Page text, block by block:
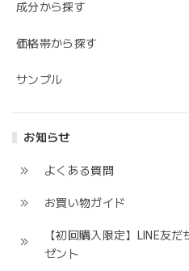
成分から探す
価格帯から探す
サンプル
お知らせ
よくある質問
お買い物ガイド
【初回購入限定】LINE友
ゼント